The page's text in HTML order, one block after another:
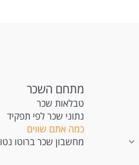
מתחם השכר
טבלאות שכר
נתוני שכר לפי תפקיד
כמה אתם שווים
מחשבון שכר ברוטו נטו